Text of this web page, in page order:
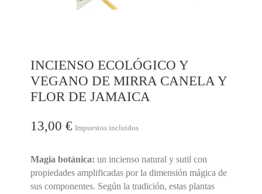
INCIENSO ECOLÓGICO Y
VEGANO DE MIRRA CANELA Y
FLOR DE JAMAICA
13,00 € Impuestos incluidos
Magia botánica: un incienso natural y sutil con
propiedades amplificadas por la dimensión mágica de
sus componentes. Según la tradición, estas plantas